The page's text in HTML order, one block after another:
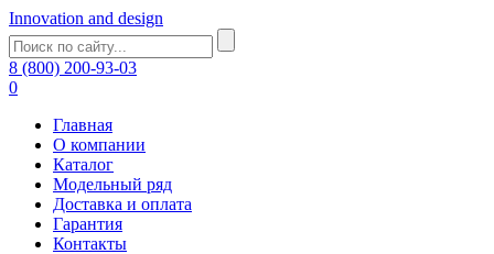
Innovation and design
8 (800) 200-93-03
0
Главная
О компании
Каталог
Модельный ряд
Доставка и оплата
Гарантия
Контакты